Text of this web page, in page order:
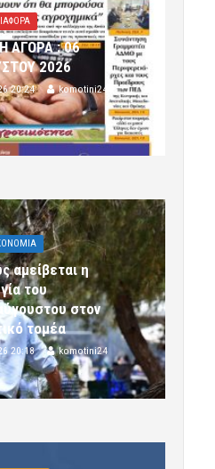
ΑΓΟΡΑ : 06
2026
20:24 komotini24
αμείβεται η
του
στον
τομέα
20:18 komotini24